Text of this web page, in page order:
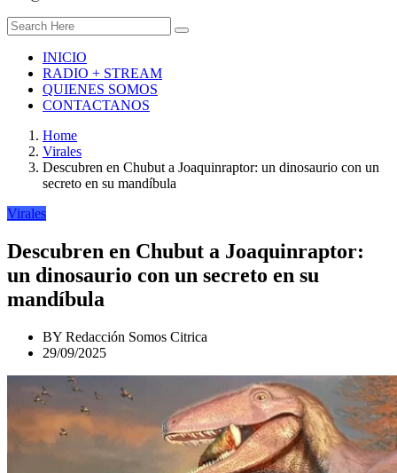
INICIO
RADIO + STREAM
QUIENES SOMOS
CONTACTANOS
Home
Virales
Descubren en Chubut a Joaquinraptor: un dinosaurio con un
secreto en su mandíbula
Virales
Descubren en Chubut a Joaquinraptor:
un dinosaurio con un secreto en su
mandíbula
BY Redacción Somos Citrica
29/09/2025